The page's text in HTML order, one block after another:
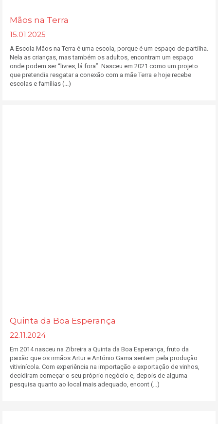
Mãos na Terra
15.01.2025
A Escola Mãos na Terra é uma escola, porque é um espaço de partilha.
Nela as crianças, mas também os adultos, encontram um espaço
onde podem ser “livres, lá fora”. Nasceu em 2021 como um projeto
que pretendia resgatar a conexão com a mãe Terra e hoje recebe
escolas e famílias (...)
Quinta da Boa Esperança
22.11.2024
Em 2014 nasceu na Zibreira a Quinta da Boa Esperança, fruto da
paixão que os irmãos Artur e António Gama sentem pela produção
vitivinícola. Com experiência na importação e exportação de vinhos,
decidiram começar o seu próprio negócio e, depois de alguma
pesquisa quanto ao local mais adequado, encont (...)